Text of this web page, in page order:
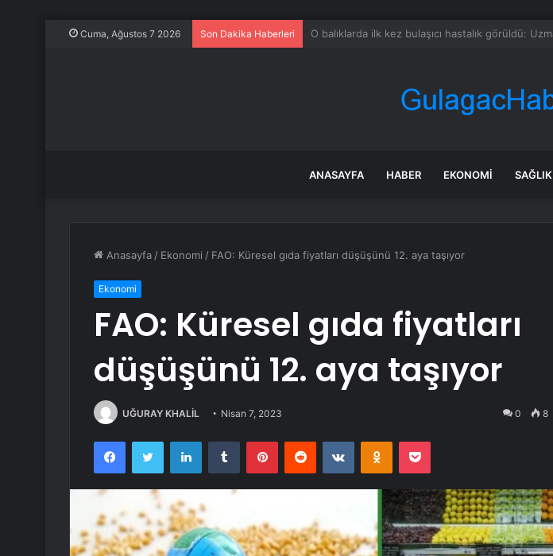
Cuma, Ağustos 7 2026 Son Dakika Haberleri Samsun İhracatı 1,5 Milyar Doları Geçti
ANASAYFA HABER EKONOMI SAĞLIK
Anasayfa / Ekonomi / FAO: Küresel gıda fiyatları düşüşünü 12. aya taşıyor
Ekonomi
FAO: Küresel gıda fiyatları
düşüşünü 12. aya taşıyor
UĞURAY KHALİL Nisan 7, 2023 0 8
FacebookTwitter LinkedInTumblr PinterestReddit VKontakteOdnoklassniki
Pocket